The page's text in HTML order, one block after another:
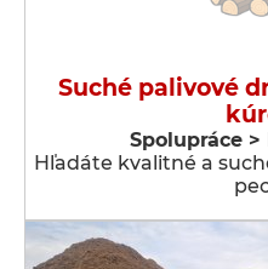
Suché palivové
Spolupráce
Hľadáte kvalitné a